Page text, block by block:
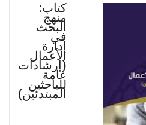
كتاب:
منهج
البحث
في
إدارة
الأعمال
(إرشادات
عامة
للباحثين
المبتدئين)